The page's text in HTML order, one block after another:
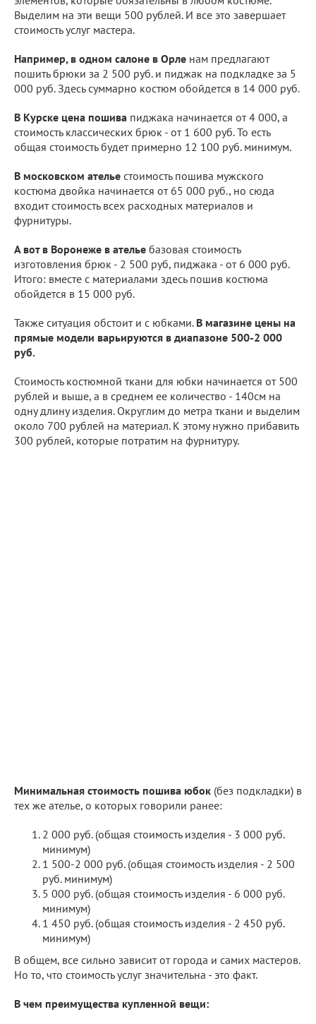
Выделим на эти вещи 500 рублей. И все это завершает
стоимость услуг мастера.
Например, в одном салоне в Орле нам предлагают
пошить брюки за 2 500 руб. и пиджак на подкладке за 5
000 руб. Здесь суммарно костюм обойдется в 14 000 руб.
В Курске цена пошива пиджака начинается от 4 000, а
стоимость классических брюк - от 1 600 руб. То есть
общая стоимость будет примерно 12 100 руб. минимум.
В московском ателье стоимость пошива мужского
костюма двойка начинается от 65 000 руб., но сюда
входит стоимость всех расходных материалов и
фурнитуры.
А вот в Воронеже в ателье базовая стоимость
изготовления брюк - 2 500 руб, пиджака - от 6 000 руб.
Итого: вместе с материалами здесь пошив костюма
обойдется в 15 000 руб.
Также ситуация обстоит и с юбками. В магазине цены на
прямые модели варьируются в диапазоне 500-2 000
руб.
Стоимость костюмной ткани для юбки начинается от 500
рублей и выше, а в среднем ее количество - 140см на
одну длину изделия. Округлим до метра ткани и выделим
около 700 рублей на материал. К этому нужно прибавить
300 рублей, которые потратим на фурнитуру.
Минимальная стоимость пошива юбок (без подкладки) в
тех же ателье, о которых говорили ранее:
2 000 руб. (общая стоимость изделия - 3 000 руб.
минимум)
1 500-2 000 руб. (общая стоимость изделия - 2 500
руб. минимум)
5 000 руб. (общая стоимость изделия - 6 000 руб.
минимум)
1 450 руб. (общая стоимость изделия - 2 450 руб.
минимум)
В общем, все сильно зависит от города и самих мастеров.
Но то, что стоимость услуг значительна - это факт.
В чем преимущества купленной вещи: